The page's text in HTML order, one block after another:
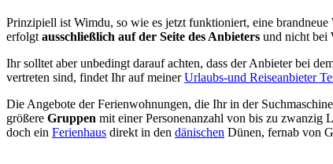
Prinzipiell ist Wimdu, so wie es jetzt funktioniert, eine
erfolgt ausschließlich auf der Seite des Anbieters und nicht bei
Ihr solltet aber unbedingt darauf achten, dass der Anbieter bei
vertreten sind, findet Ihr auf meinerUrlaubs-und Reiseanbieter
Die Angebote der Ferienwohnungen, die Ihr in der
größere Gruppen mit einer Personenanzahl von bis zu zwanzig
doch ein Ferienhaus direkt in den dänischen Dünen, fernab von